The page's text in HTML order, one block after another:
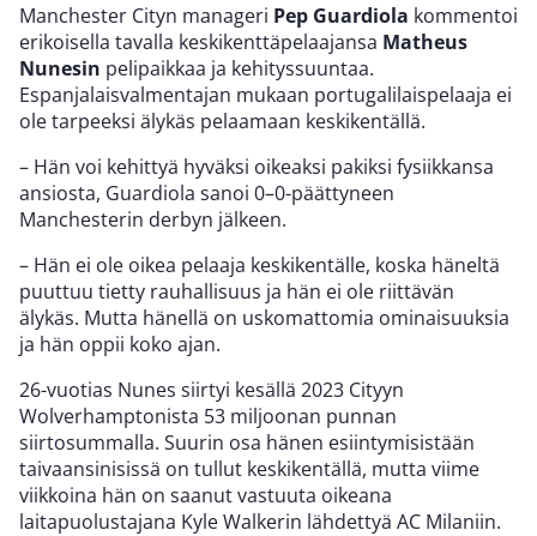
Manchester Cityn manageri Pep Guardiola kommentoi
erikoisella tavalla keskikenttäpelaajansa Matheus
Nunesin pelipaikkaa ja kehityssuuntaa.
Espanjalaisvalmentajan mukaan portugalilaispelaaja ei
ole tarpeeksi älykäs pelaamaan keskikentällä.
– Hän voi kehittyä hyväksi oikeaksi pakiksi fysiikkansa
ansiosta, Guardiola sanoi 0–0-päättyneen
Manchesterin derbyn jälkeen.
– Hän ei ole oikea pelaaja keskikentälle, koska häneltä
puuttuu tietty rauhallisuus ja hän ei ole riittävän
älykäs. Mutta hänellä on uskomattomia ominaisuuksia
ja hän oppii koko ajan.
26-vuotias Nunes siirtyi kesällä 2023 Cityyn
Wolverhamptonista 53 miljoonan punnan
siirtosummalla. Suurin osa hänen esiintymisistään
taivaansinisissä on tullut keskikentällä, mutta viime
viikkoina hän on saanut vastuuta oikeana
laitapuolustajana Kyle Walkerin lähdettyä AC Milaniin.